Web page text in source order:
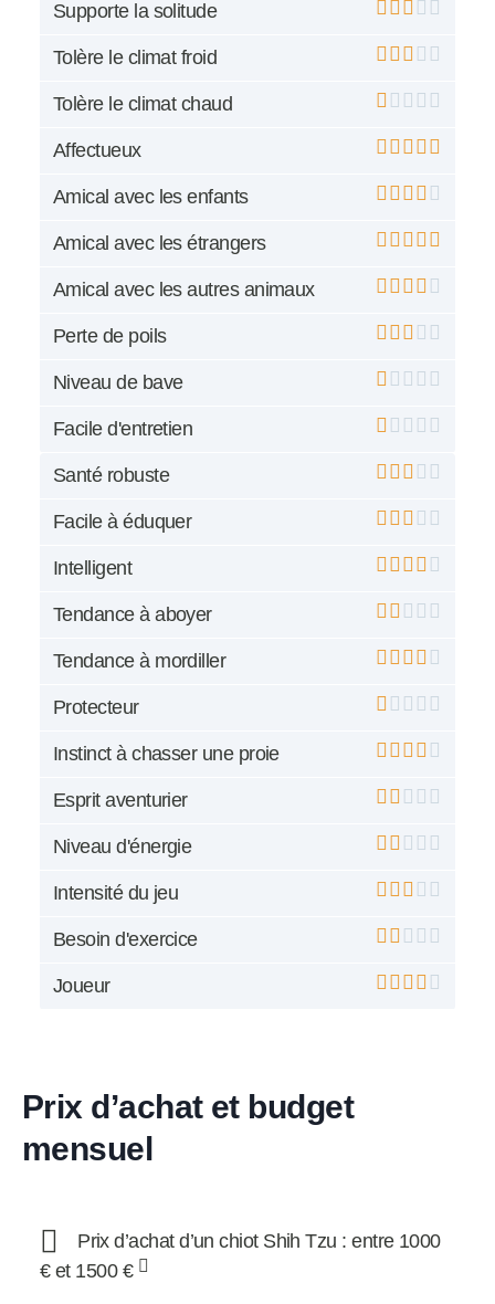
Supporte la solitude
Tolère le climat froid
Tolère le climat chaud
Affectueux
Amical avec les enfants
Amical avec les étrangers
Amical avec les autres animaux
Perte de poils
Niveau de bave
Facile d'entretien
Santé robuste
Facile à éduquer
Intelligent
Tendance à aboyer
Tendance à mordiller
Protecteur
Instinct à chasser une proie
Esprit aventurier
Niveau d'énergie
Intensité du jeu
Besoin d'exercice
Joueur
Prix d’achat et budget
mensuel
Prix d’achat d’un chiot Shih Tzu : entre 1000
€ et 1500 €